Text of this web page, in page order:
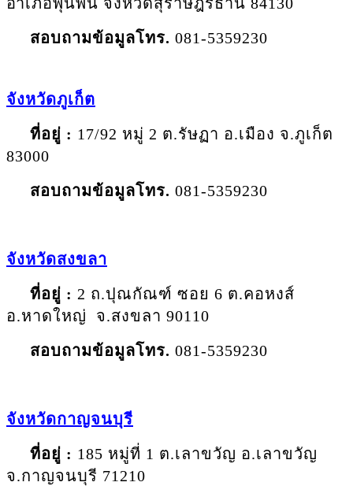
สอบถามข้อมูลโทร. 081-5359230
จังหวัดภูเก็ต
ที่อยู่ : 17/92 หมู่ 2 ต.รัษฏา อ.เมือง จ.ภูเก็ต
83000
สอบถามข้อมูลโทร. 081-5359230
จังหวัดสงขลา
ที่อยู่ : 2 ถ.ปุณกัณฑ์ ซอย 6 ต.คอหงส์
อ.หาดใหญ่ จ.สงขลา 90110
สอบถามข้อมูลโทร. 081-5359230
จังหวัดกาญจนบุรี
ที่อยู่ : 185 หมู่ที่ 1 ต.เลาขวัญ อ.เลาขวัญ
จ.กาญจนบุรี 71210